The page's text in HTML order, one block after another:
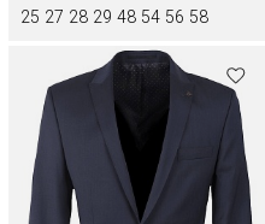
25 27 28 29 48 54 56 58